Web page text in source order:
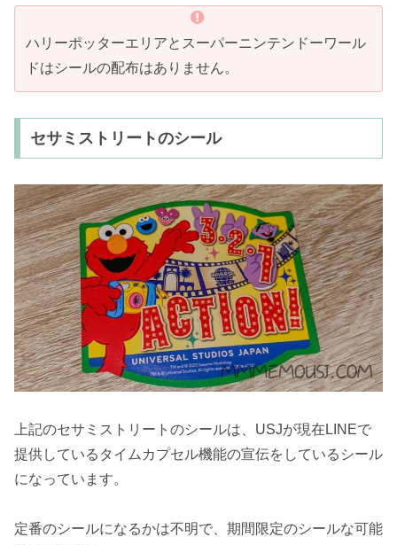
ハリーポッターエリアとスーパーニンテンドーワール
ドはシールの配布はありません。
セサミストリートのシール
上記のセサミストリートのシールは、USJが現在LINEで
提供しているタイムカプセル機能の宣伝をしているシール
になっています。
定番のシールになるかは不明で、期間限定のシールな可能